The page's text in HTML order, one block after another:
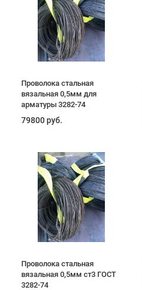
Проволока стальная
вязальная 0,5мм для
арматуры 3282-74
79800 руб.
Проволока стальная
вязальная 0,5мм ст3 ГОСТ
3282-74